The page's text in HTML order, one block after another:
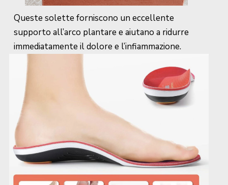
Queste solette forniscono un eccellente
supporto all’arco plantare e aiutano a ridurre
immediatamente il dolore e l’infiammazione.